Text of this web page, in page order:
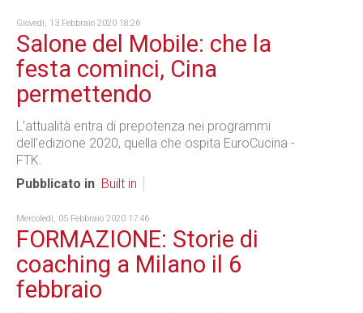
Giovedì, 13 Febbraio 2020 18:26
Salone del Mobile: che la
festa cominci, Cina
permettendo
L’attualità entra di prepotenza nei programmi
dell'edizione 2020, quella che ospita EuroCucina -
FTK.
Pubblicato in Built in
Mercoledì, 05 Febbraio 2020 17:46
FORMAZIONE: Storie di
coaching a Milano il 6
febbraio